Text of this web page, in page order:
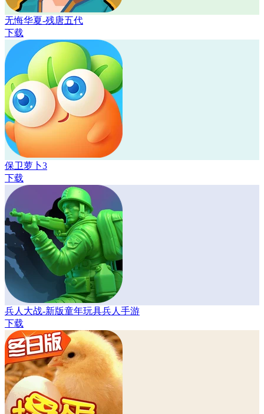
无悔华夏-残唐五代
下载
保卫萝卜3
下载
兵人大战-新版童年玩具兵人手游
下载